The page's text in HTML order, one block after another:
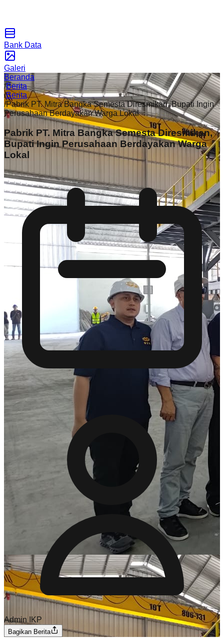
Bank Data
Galeri
Beranda
/Berita
/Berita
/Pabrik PT. Mitra Bangka Semesta Diresmikan, Bupati Ingin
Perusahaan Berdayakan Warga Lokal
Pabrik PT. Mitra Bangka Semesta Diresmikan,
Bupati Ingin Perusahaan Berdayakan Warga
Lokal
Admin IKP
Bagikan Berita